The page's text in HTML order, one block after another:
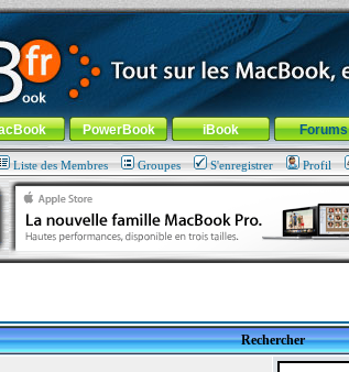
nomade !
général-Aller au menu de la rubrique
PowerBook iBook Forums
Liste des Membres Groupes S'enregistrer Profil
Rechercher